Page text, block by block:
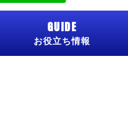
GUIDE
お役立ち情報